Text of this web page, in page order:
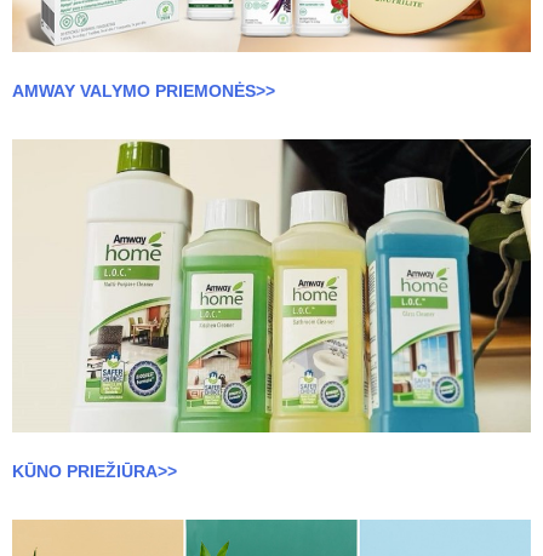
AMWAY VALYMO PRIEMONĖS>>
KŪNO PRIEŽIŪRA>>